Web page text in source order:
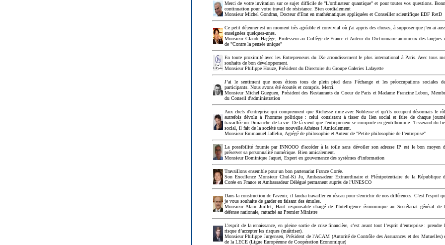
Merci de votre invitation sur ce sujet difficile de "L'ordinateur quantique" et pour toutes vos questions.
continuation pour votre travail de résistance. Bien cordialement
Monsieur Michel Gondran, Docteur d'Etat en mathématiques appliquées et Conseiller scientifique EDF RetD
Ce petit déjeuner est un moment très agréable et convivial où j'ai appris des choses, à supposer que j'en ai
enseignées quelques-unes.
Monsieur Claude Hagège, Professeur au Collège de France et Auteur du Dictionnaire amoureux des langues
de "Contre la pensée unique"
En toute proximité avec les Entrepreneurs du IXe arrondissement le plus international à Paris. Avec tous
souhaits de bon développement.
Monsieur Philippe Houze, Président du Directoire du Groupe Galeries Lafayette
J’ai le sentiment que nous étions tous de plein pied dans l’échange et les préoccupations sociales
participants. Nous avons été écoutés et compris. Merci.
Monsieur Michel Gueguen, Président des Restaurants du Coeur de Paris et Madame Francine Lebon,
du Conseil d'administration
Aux chefs d'entreprise qui comprennent que Richesse rime avec Noblesse et qu'ils occupent désormais le
autrefois dévolu à l'homme politique : celui consistant à tisser du lien social et faire de chaque
travaillée un Dimanche de la vie. De là vient que l'entrepreneur se comporte en gentilhomme. Tisserand du
social, il fait de la société une nouvelle Athènes ! Amicalement.
Monsieur Emmanuel Jaffelin, Agrégé de philosophie et Auteur de "Petite philosophie de l’entreprise"
La possibilité fournie par INNOOO d'accéder à la toile sans dévoiler son adresse IP est le bon moyen
préserver sa personnalité numérique. Bien amicalement.
Monsieur Dominique Jaquet, Expert en gouvernance des systèmes d'information
Travaillons ensemble pour un bon partenariat France Corée.
Son Excellence Monsieur Chul-Ki Ju, Ambassadeur Extraordinaire et Plénipotentiaire de la République
Corée en France et Ambassadeur Délégué permanent auprès de l'UNESCO
Dans la construction de l'avenir, il faudra travailler en réseau pour s'enrichir de nos différences. C'est l'esprit
je vous souhaite de garder en faisant des émules.
Monsieur Alain Juillet, Haut responsable chargé de l'Intelligence économique au Secrétariat général de
défense nationale, rattaché au Premier Ministre
L’esprit de la renaissance, en pleine sortie de crise financière, c’est avant tout l’esprit d’entreprise : prendre
risque d’accepter les risques (maîtriser).
Monsieur Philippe Jurgensen, Président de l'ACAM (Autorité de Contrôle des Assurances et des Mutuelles)
de la LECE (Ligue Européenne de Coopération Economique)